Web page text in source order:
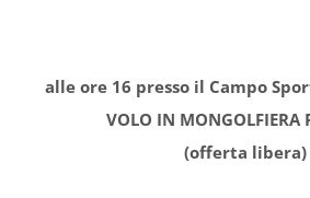
alle ore 16 presso il Campo
VOLO IN MONGOLFIERA
(offerta libera)